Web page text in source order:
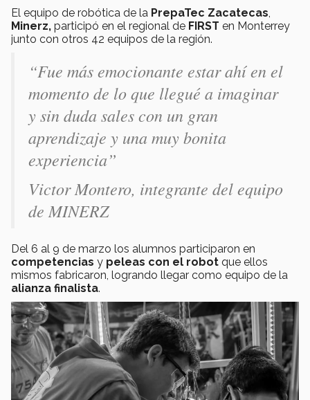
El equipo de robótica de la PrepaTec Zacatecas
Minerz, participó en el regional de FIRST en Monterrey
junto con otros 42 equipos de la región.
“Fue más emocionante estar ahí en el
momento de lo que llegué a imaginar
y sin duda sales con un gran
aprendizaje y una muy bonita
experiencia”
Victor Montero, integrante del equipo
de MINERZ
Del 6 al 9 de marzo los alumnos participaron en
competencias y peleas con el robot que ellos
mismos fabricaron, logrando llegar como equipo de la
alianza finalista.